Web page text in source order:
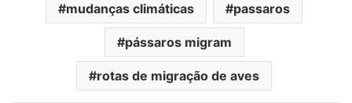
mudanças climáticas passaros
pássaros migram
rotas de migração de aves